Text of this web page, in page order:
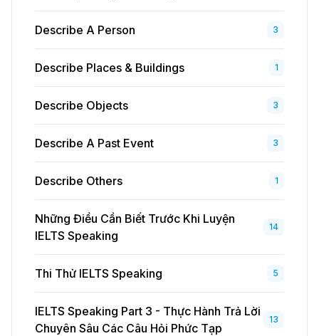
Describe A Person 3
Describe Places & Buildings 1
Describe Objects 3
Describe A Past Event 3
Describe Others 1
Những Điều Cần Biết Trước Khi Luyện
IELTS Speaking
14
Thi Thử IELTS Speaking 5
IELTS Speaking Part 3 - Thực Hành Trả Lời
Chuyên Sâu Các Câu Hỏi Phức Tạp
13